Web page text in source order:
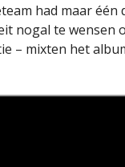
had maar
nogal te wensen
– mixten het